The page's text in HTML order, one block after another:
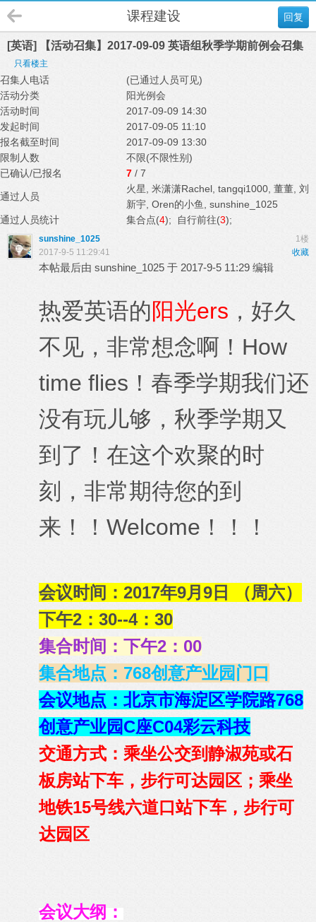
回复
课程建设
[英语] 【活动召集】2017-09-09 英语组秋季学期前例会召集
只看楼主
召集人电话
(已通过人员可见)
活动分类
阳光例会
活动时间
2017-09-09 14:30
发起时间
2017-09-05 11:10
报名截至时间
2017-09-09 13:30
限制人数
不限(不限性别)
已确认/已报名
7 / 7
通过人员
火星 米潇潇Rachel tangqi1000 董董 刘
新宇 Oren的小鱼
sunshine_1025
通过人员统计
集合点(4); 自行前往(3);
1楼
sunshine_1025
收藏
2017-9-5 11:29:41
本帖最后由 sunshine_1025 于 2017-9-5 11:29 编辑
热爱英语的阳光ers ，好久
不见，非常想念啊！How
time flies！春季学期我们还
没有玩儿够，秋季学期又
到了！ 在这个欢聚的时
刻，非常期待您的到
来！！Welcome！！！
会议时间：2017年9月9日 （周六）
下午2：30--4：30
集合时间：下午2：00
集合地点：768创意产业园门口
会议地点：北京市海淀区学院路768
创意产业园C座C04彩云科技
交通方式：乘坐公交到静淑苑或石
板房站下车，步行可达园区；乘坐
地铁15号线六道口站下车，步行可
达园区
会议大纲：